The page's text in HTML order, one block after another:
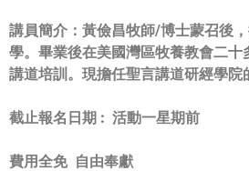
講員簡介： 黃儉昌牧師/博士蒙召後
學。 畢業後在美國灣區牧養教會二十
講道培訓。 現擔任聖言講道研經學院
截止報名日期 : 活動一星期前
費用全免 自由奉獻